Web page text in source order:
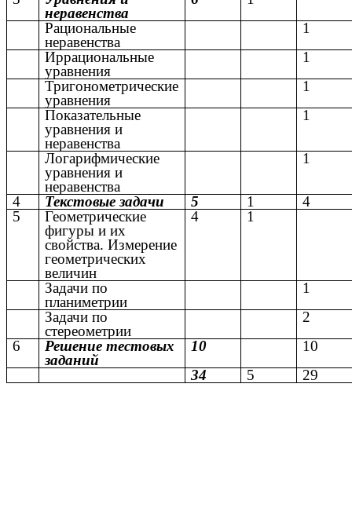
неравенства
Рациональные
неравенства
1
Иррациональные
уравнения
1
Тригонометрические
уравнения
1
Показательные
уравнения и
неравенства
1
Логарифмические
уравнения и
неравенства
1
4 Текстовые задачи 5 1
4
5
Геометрические
фигуры и их
свойства. Измерение
геометрических
величин
4 1
Задачи по
планиметрии
1
Задачи по
стереометрии
2
6
Решение тестовых
заданий
10
10
34
5 29